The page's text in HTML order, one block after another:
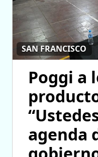
SAN FRANCISCO
Poggi a
agenda